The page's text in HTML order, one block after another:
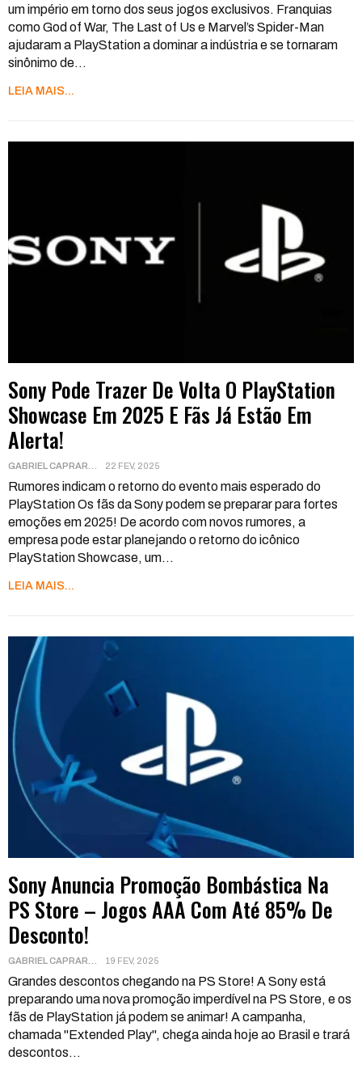
um império em torno dos seus jogos exclusivos. Franquias
como God of War, The Last of Us e Marvel’s Spider-Man
ajudaram a PlayStation a dominar a indústria e se tornaram
sinônimo de…
LEIA MAIS...
Sony Pode Trazer De Volta O PlayStation
Showcase Em 2025 E Fãs Já Estão Em
Alerta!
22 FEV, 2025
Rumores indicam o retorno do evento mais esperado do
PlayStationOs fãs da Sony podem se preparar para fortes
emoções em 2025! De acordo com novos rumores, a
empresa pode estar planejando o retorno do icônico
PlayStation Showcase, um…
LEIA MAIS...
Sony Anuncia Promoção Bombástica Na
PS Store – Jogos AAA Com Até 85% De
Desconto!
19 FEV, 2025
Grandes descontos chegando na PS Store! A Sony está
preparando uma nova promoção imperdível na PS Store, e os
fãs de PlayStation já podem se animar! A campanha,
chamada "Extended Play", chega ainda hoje ao Brasil e trará
descontos…